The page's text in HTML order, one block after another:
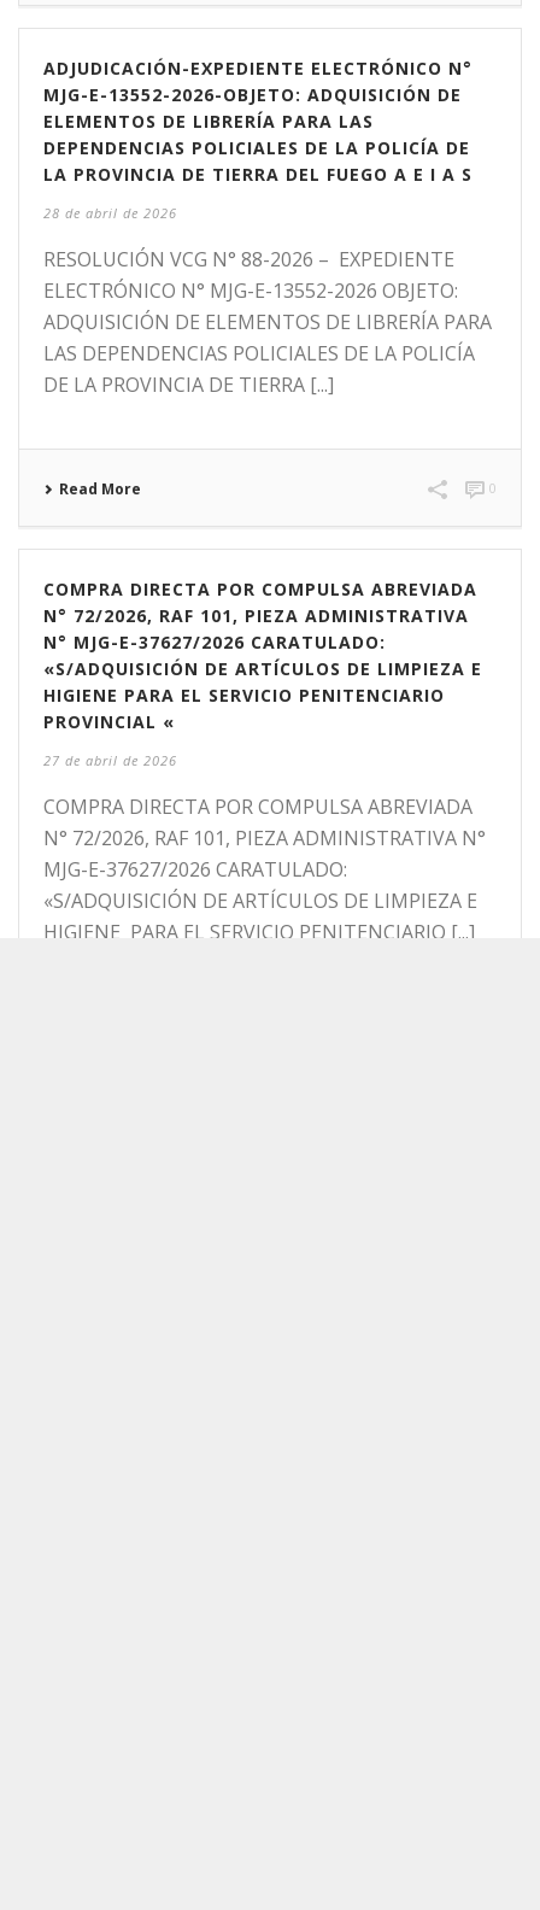
ADJUDICACIÓN-EXPEDIENTE ELECTRÓNICO N°
MJG-E-13552-2026-OBJETO: ADQUISICIÓN DE
ELEMENTOS DE LIBRERÍA PARA LAS
DEPENDENCIAS POLICIALES DE LA POLICÍA DE
LA PROVINCIA DE TIERRA DEL FUEGO A E I A S
28 de abril de 2026
RESOLUCIÓN VCG N° 88-2026 – EXPEDIENTE
ELECTRÓNICO N° MJG-E-13552-2026 OBJETO:
ADQUISICIÓN DE ELEMENTOS DE LIBRERÍA PARA
LAS DEPENDENCIAS POLICIALES DE LA POLICÍA
DE LA PROVINCIA DE TIERRA [...]
Read More 0
COMPRA DIRECTA POR COMPULSA ABREVIADA
N° 72/2026, RAF 101, PIEZA ADMINISTRATIVA
N° MJG-E-37627/2026 CARATULADO:
«S/ADQUISICIÓN DE ARTÍCULOS DE LIMPIEZA E
HIGIENE PARA EL SERVICIO PENITENCIARIO
PROVINCIAL «
27 de abril de 2026
COMPRA DIRECTA POR COMPULSA ABREVIADA
N° 72/2026, RAF 101, PIEZA ADMINISTRATIVA N°
MJG-E-37627/2026 CARATULADO:
«S/ADQUISICIÓN DE ARTÍCULOS DE LIMPIEZA E
HIGIENE PARA EL SERVICIO PENITENCIARIO [...]